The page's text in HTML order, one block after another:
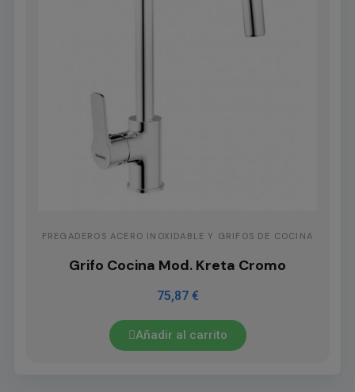
FREGADEROS ACERO INOXIDABLE Y GRIFOS DE COCINA
Grifo Cocina Mod. Kreta Cromo
75,87 €
Añadir al carrito